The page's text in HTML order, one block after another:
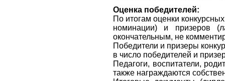
Оценка победителей:
По итогам оценки
номинации) и призеров
окончательным, не
Победители и призеры
в число победителей и
Педагоги, воспитатели,
также награждаются